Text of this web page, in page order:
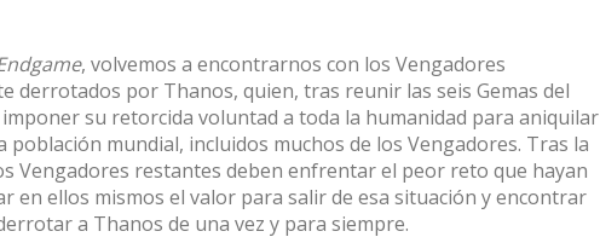
, volvemos a encontrarnos con los Vengadores
derrotados por Thanos, quien, tras reunir las seis Gemas del
su retorcida voluntad a toda la humanidad para aniquilar
población mundial, incluidos muchos de los Vengadores. Tras la
Vengadores restantes deben enfrentar el peor reto que hayan
en ellos mismos el valor para salir de esa situación y encontrar
a Thanos de una vez y para siempre.